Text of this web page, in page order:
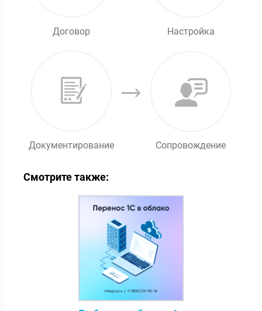
Договор Настройка
Документирование Сопровождение
Смотрите также: